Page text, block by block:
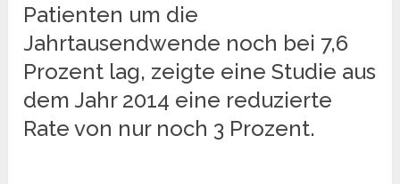
Patienten um die
Jahrtausendwende noch bei 7,6
Prozent lag, zeigte eine Studie aus
dem Jahr 2014 eine reduzierte
Rate von nur noch 3 Prozent.